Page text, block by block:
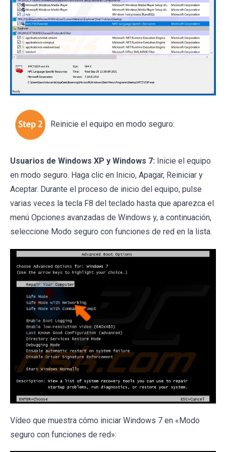
Reinicie el equipo en modo seguro:
Usuarios de Windows XP y Windows 7: Inicie el equipo
en modo seguro. Haga clic en Inicio, Apagar, Reiniciar y
Aceptar. Durante el proceso de inicio del equipo, pulse
varias veces la tecla F8 del teclado hasta que aparezca el
menú Opciones avanzadas de Windows y, a continuación,
seleccione Modo seguro con funciones de red en la lista.
Vídeo que muestra cómo iniciar Windows 7 en «Modo
seguro con funciones de red»: